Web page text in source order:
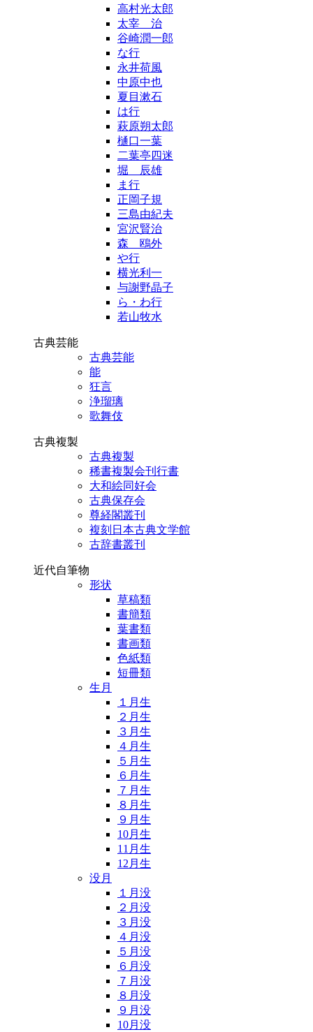
高村光太郎
太宰 治
谷崎潤一郎
な行
永井荷風
中原中也
夏目漱石
は行
萩原朔太郎
樋口一葉
二葉亭四迷
堀 辰雄
ま行
正岡子規
三島由紀夫
宮沢賢治
森 鴎外
や行
横光利一
与謝野晶子
ら・わ行
若山牧水
古典芸能
古典芸能
能
狂言
浄瑠璃
歌舞伎
古典複製
古典複製
稀書複製会刊行書
大和絵同好会
古典保存会
尊経閣叢刊
複刻日本古典文学館
古辞書叢刊
近代自筆物
形状
草稿類
書簡類
葉書類
書画類
色紙類
短冊類
生月
１月生
２月生
３月生
４月生
５月生
６月生
７月生
８月生
９月生
10月生
11月生
12月生
没月
１月没
２月没
３月没
４月没
５月没
６月没
７月没
８月没
９月没
10月没